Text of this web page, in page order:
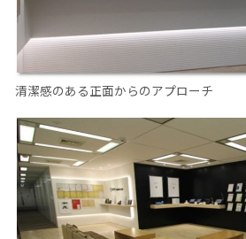
清潔感のある正面からのアプローチ